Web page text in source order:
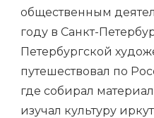
общественным
году в Санкт-
Петербургской
путешествовал по
где собирал
изучал культуру